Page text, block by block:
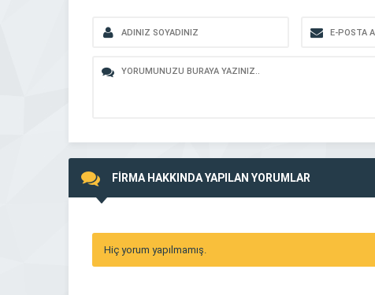
FİRMA HAKKINDA YAPILAN YORUMLAR
Hiç yorum yapılmamış.